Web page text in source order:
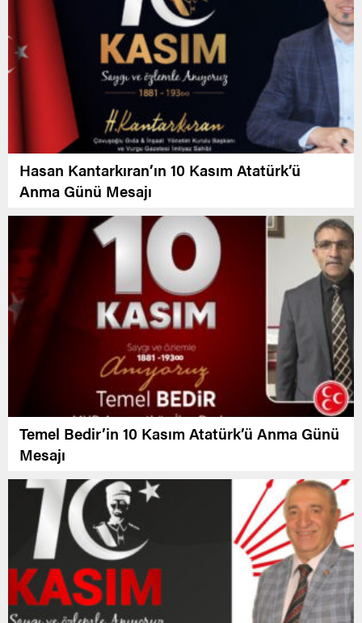
Hasan Kantarkıran’ın 10 Kasım Atatürk’ü
Anma Günü Mesajı
Temel Bedir’in 10 Kasım Atatürk’ü Anma Günü
Mesajı